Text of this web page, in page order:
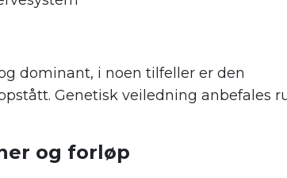
dominant, i noen tilfeller er den
Genetisk veiledning anbefales
og forløp